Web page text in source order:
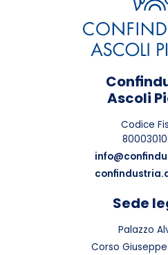
Ascoli
Codice
Sede
Palazzo
Corso Giuseppe